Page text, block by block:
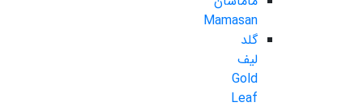
Mamasan
گلد
لیف
Gold
Leaf